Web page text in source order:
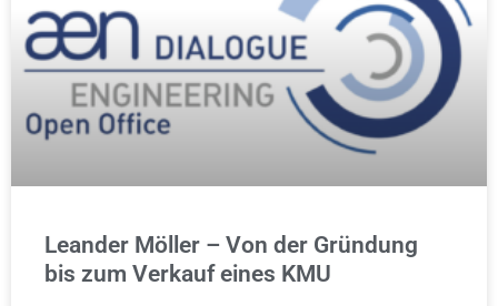
Leander Möller – Von der Gründung
bis zum Verkauf eines KMU